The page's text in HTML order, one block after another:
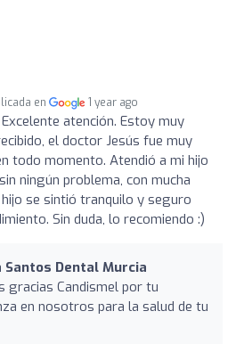
en 1 year ago
Excelente atención. Estoy muy
el doctor Jesús fue muy
todo momento. Atendió a mi hijo
ningún problema, con mucha
hijo se sintió tranquilo y seguro
Sin duda, lo recomiendo :)
Santos Dental Murcia
gracias Candismel por tu
en nosotros para la salud de tu